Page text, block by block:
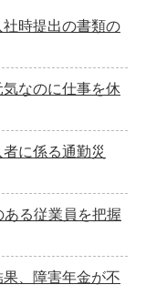
時提出の書類の
なのに仕事を休
に係る通勤災
る従業員を把握
、障害年金が不